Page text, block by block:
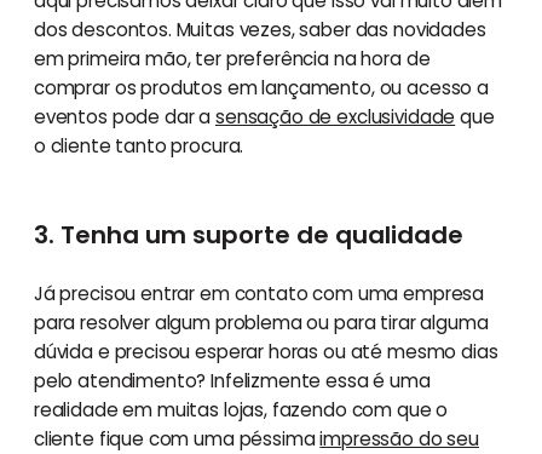
dos descontos. Muitas vezes, saber das novidades
em primeira mão, ter preferência na hora de
comprar os produtos em lançamento, ou acesso a
eventos pode dar asensação de exclusividade que
o cliente tanto procura.
3. Tenha um suporte de qualidade
Já precisou entrar em contato com uma empresa
para resolver algum problema ou para tirar alguma
dúvida e precisou esperar horas ou até mesmo dias
pelo atendimento? Infelizmente essa é uma
realidade em muitas lojas, fazendo com que o
cliente fique com uma péssimaimpressão do seu